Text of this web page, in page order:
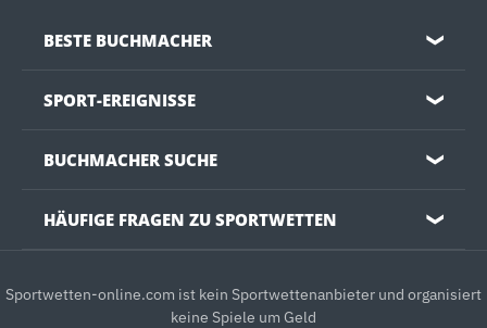
BESTE BUCHMACHER ❯
SPORT-EREIGNISSE ❯
BUCHMACHER SUCHE ❯
HÄUFIGE FRAGEN ZU SPORTWETTEN ❯
Sportwetten-online.com ist kein Sportwettenanbieter und organisiert
keine Spiele um Geld